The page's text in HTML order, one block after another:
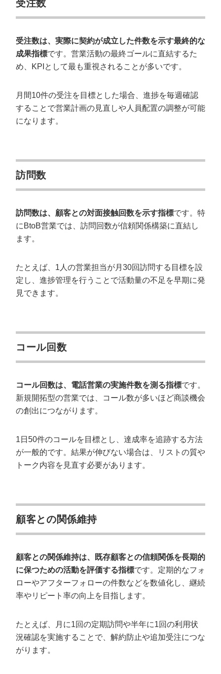
受注数
受注数は、実際に契約が成立した件数を示す最終的な
成果指標です。営業活動の最終ゴールに直結するた
め、KPIとして最も重視されることが多いです。
月間10件の受注を目標とした場合、進捗を毎週確認
することで営業計画の見直しや人員配置の調整が可能
になります。
訪問数
訪問数は、顧客との対面接触回数を示す指標です。特
にBtoB営業では、訪問回数が信頼関係構築に直結し
ます。
たとえば、1人の営業担当が月30回訪問する目標を設
定し、進捗管理を行うことで活動量の不足を早期に発
見できます。
コール回数
コール回数は、電話営業の実施件数を測る指標です。
新規開拓型の営業では、コール数が多いほど商談機会
の創出につながります。
1日50件のコールを目標とし、達成率を追跡する方法
が一般的です。結果が伸びない場合は、リストの質や
トーク内容を見直す必要があります。
顧客との関係維持
顧客との関係維持は、既存顧客との信頼関係を長期的
に保つための活動を評価する指標です。定期的なフォ
ローやアフターフォローの件数などを数値化し、継続
率やリピート率の向上を目指します。
たとえば、月に1回の定期訪問や半年に1回の利用状
況確認を実施することで、解約防止や追加受注につな
がります。